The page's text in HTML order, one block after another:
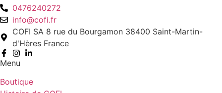
0476240272
info@cofi.fr
COFI SA 8 rue du Bourgamon 38400 Saint-Martin-
d'Hères France
Menu
Boutique